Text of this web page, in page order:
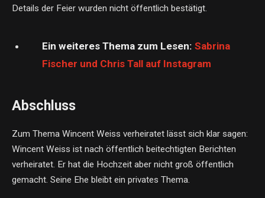
Details der Feier wurden nicht öffentlich bestätigt.
Ein weiteres Thema zum Lesen: Sabrina
Fischer und Chris Tall auf Instagram
Abschluss
Zum Thema Wincent Weiss verheiratet lässt sich klar sagen:
Wincent Weiss ist nach öffentlich beitechtigten Berichten
verheiratet. Er hat die Hochzeit aber nicht groß öffentlich
gemacht. Seine Ehe bleibt ein privates Thema.